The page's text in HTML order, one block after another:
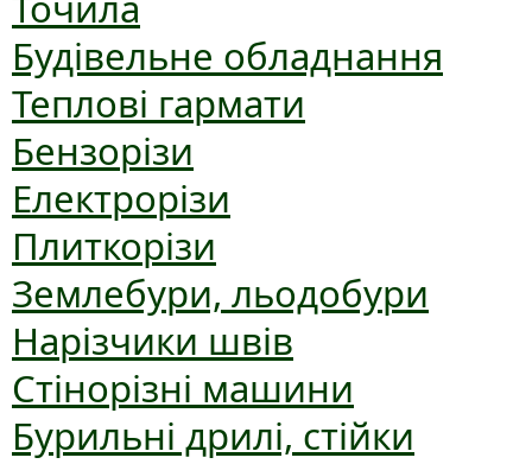
Будівельне обладнання
Теплові гармати
Бензорізи
Електрорізи
Плиткорізи
Землебури, льодобури
Нарізчики швів
Стінорізні машини
Бурильні дрилі, стійки